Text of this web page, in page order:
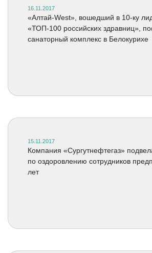
16.11.2017
«Алтай-West», вошедший в 10-ку
«ТОП-100 российских здравниц»,
санаторный комплекс в Белокурихе
15.11.2017
Компания «Сургутнефтегаз»
по оздоровлению сотрудников
лет